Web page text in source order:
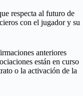
respecta al futuro de
con el jugador y su
anteriores
están en curso
o la activación de la